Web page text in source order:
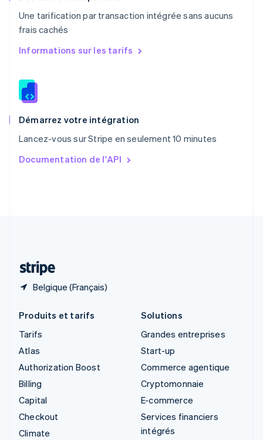
Une tarification par transaction intégrée sans aucuns
frais cachés
Informations sur les tarifs
Démarrez votre intégration
Lancez-vous sur Stripe en seulement 10 minutes
Documentation de l'API
Belgique (Français)
PortuguêsEnglish
R.A.S. de Hong Kong, Chine
English
Roumanie
Royaume-Uni
English
English简体中文
English
Produits et tarifs
Tarifs
Atlas
Authorization Boost
Billing
Capital
Checkout
Climate
Solutions
Grandes entreprises
Start-up
Commerce agentique
Cryptomonnaie
E-commerce
Services financiers
intégrés